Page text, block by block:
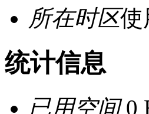
所在时区使
统计信息
已用空间0